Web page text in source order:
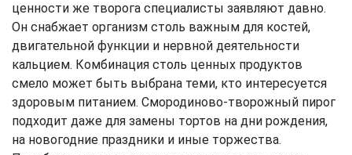
ценности же творога специалисты заявляют давно.
Он снабжает организм столь важным для костей,
двигательной функции и нервной деятельности
кальцием. Комбинация столь ценных продуктов
смело может быть выбрана теми, кто интересуется
здоровым питанием. Смородиново-творожный пирог
подходит даже для замены тортов на дни рождения,
на новогодние праздники и иные торжества.